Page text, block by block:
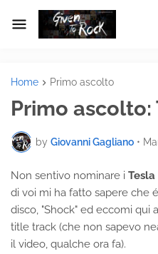
Home Primo ascolto
Primo ascolto:
by Giovanni Gagliano •
Non sentivo nominare i Tesla
di voi mi ha fatto sapere che
disco, "Shock" ed eccomi qui
title track (che non sapevo
il video, qualche ora fa).